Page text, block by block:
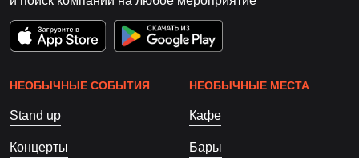
НЕОБЫЧНЫЕ СОБЫТИЯ
Stand up
Концерты
НЕОБЫЧНЫЕ МЕСТА
Кафе
Бары